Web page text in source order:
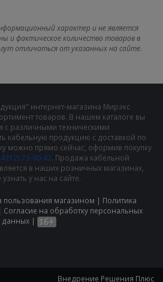
характер и не является
и фактическое количество товаров в
отличаться от указанных на сайте.
интернет-магазина Мирэкс
товаров. В нашем каталоге вы
с различными техническими
кабельную продукцию с доставкой по
можно прямо сейчас, оформив покупку
73-60-42. Продажа кабельной
в наших розничных магазинах,
у нас на сайте.
пользования магазином | Политика
Cогласие на обработку персональных
данных|
Внедрение Решения Плюс